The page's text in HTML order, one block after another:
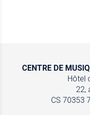
CENTRE DE
Hôtel
22,
CS 70353